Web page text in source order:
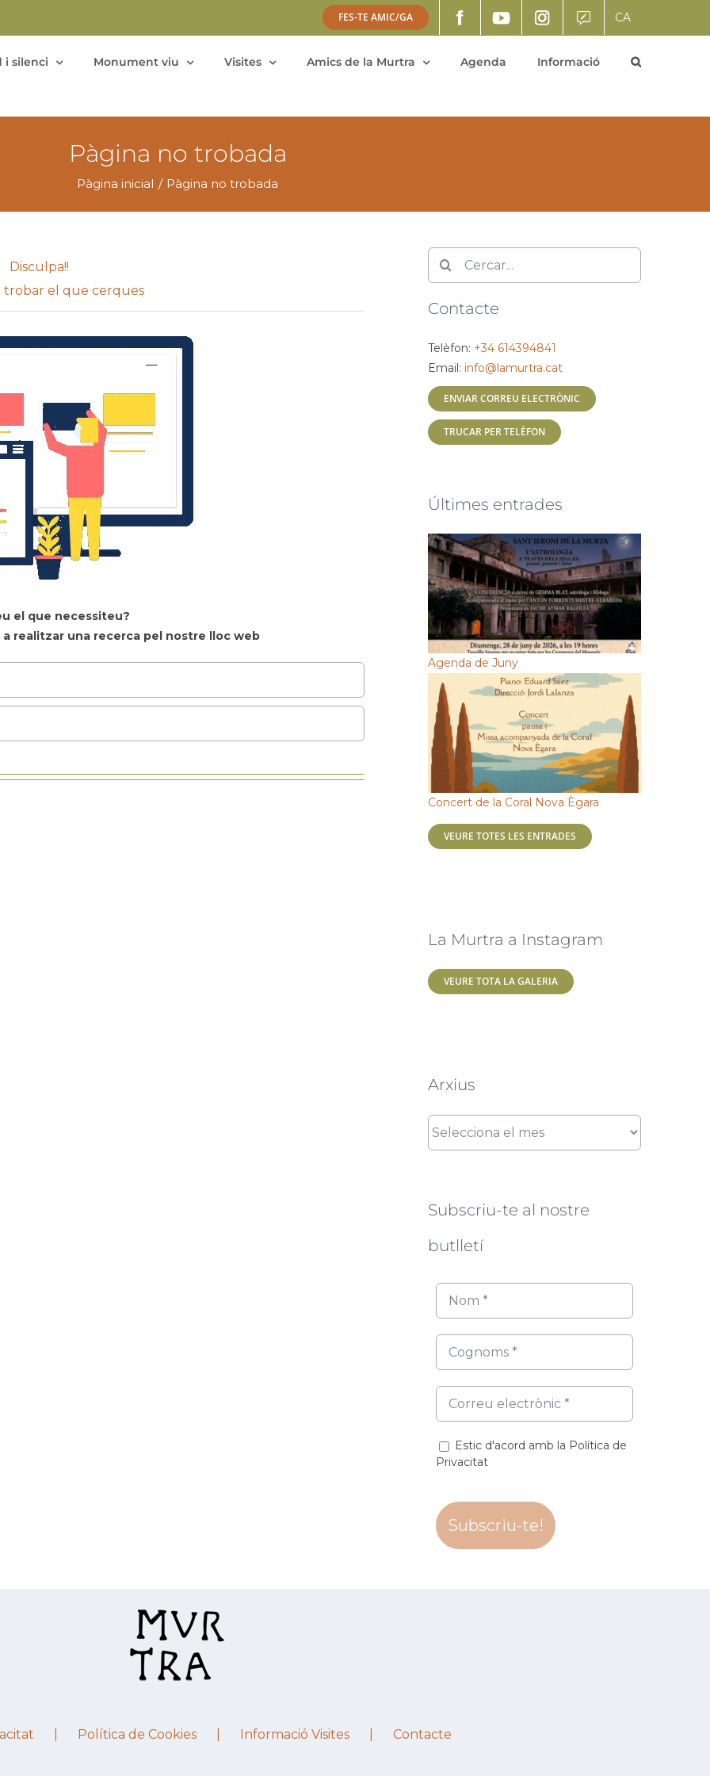
FES-TE AMIC/GA CA
i silenci Monument viu Visites Amics de la Murtra Agenda Informació
Pàgina no trobada
Pàgina inicial Pàgina no trobada
Disculpa!!
trobar el que cerques
el que necessiteu?
realitzar una recerca pel nostre lloc web
Cerca
Contacte
Telèfon: +34 614394841
Email: info@lamurtra.cat
ENVIAR CORREU ELECTRÒNIC
TRUCAR PER TELÈFON
Últimes entrades
Agenda de Juny
Concert de la Coral Nova Ègara
VEURE TOTES LES ENTRADES
La Murtra a Instagram
VEURE TOTA LA GALERIA
Arxius
Arxius
Subscriu-te al nostre
butlletí
Estic d'acord amb la Política de
Privacitat
Política de Cookies Informació Visites Contacte